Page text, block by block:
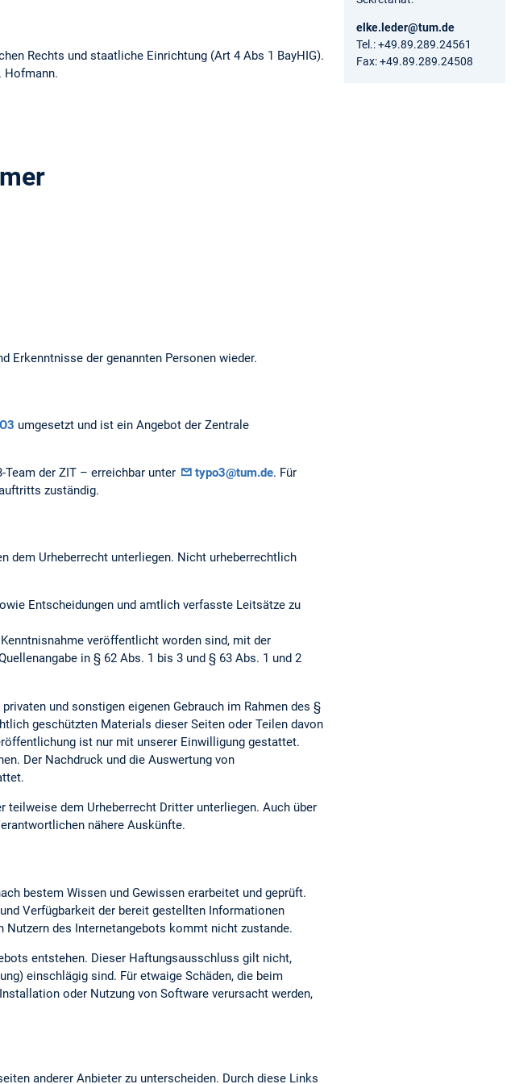
Rechts und staatliche Einrichtung (Art 4 Abs 1 BayHIG).
Hofmann.
Erkenntnisse der genannten Personen wieder.
umgesetzt und ist ein Angebot der Zentrale
der ZIT – erreichbar unter typo3@tum.de. Für
zuständig.
dem Urheberrecht unterliegen. Nicht urheberrechtlich
Entscheidungen und amtlich verfasste Leitsätze zu
veröffentlicht worden sind, mit der
in § 62 Abs. 1 bis 3 und § 63 Abs. 1 und 2
und sonstigen eigenen Gebrauch im Rahmen des §
geschützten Materials dieser Seiten oder Teilen davon
ist nur mit unserer Einwilligung gestattet.
Der Nachdruck und die Auswertung von
teilweise dem Urheberrecht Dritter unterliegen. Auch über
nähere Auskünfte.
bestem Wissen und Gewissen erarbeitet und geprüft.
Verfügbarkeit der bereit gestellten Informationen
des Internetangebots kommt nicht zustande.
entstehen. Dieser Haftungsausschluss gilt nicht,
einschlägig sind. Für etwaige Schäden, die beim
oder Nutzung von Software verursacht werden,
anderer Anbieter zu unterscheiden. Durch diese Links
elke.leder@tum.de
Tel.: +49.89.289.24561
Fax: +49.89.289.24508